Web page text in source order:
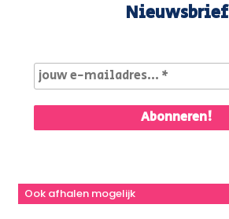
Nieuwsbrief
Ook afhalen mogelijk